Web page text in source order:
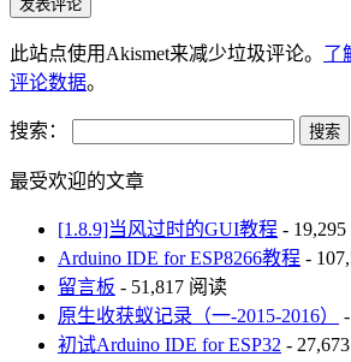
此站点使用Akismet来减少垃圾评论。 了
评论数据。
搜索：
最受欢迎的文章
[1.8.9]当风过时的GUI教程 -
Arduino IDE for ESP8266教程 -
留言板 - 51,817 阅读
原生收获蚁记录（一-2015-2016）
初试Arduino IDE for ESP32 -